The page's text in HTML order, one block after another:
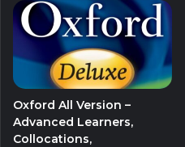
b
o
o
r
Oxford All Version –
Advanced Learners,
Collocations,